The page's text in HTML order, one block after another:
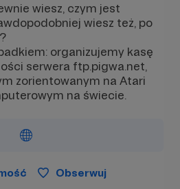
wiesz, czym jest
wiesz też, po
organizujemy kasę
serwera ftp.pigwa.net,
zorientowanym na Atari
na świecie.
Obserwuj